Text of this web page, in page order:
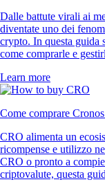
Dalle battute virali ai
diventate uno dei
crypto. In questa guida
come comprarle e
Learn more
Come comprare
CRO alimenta un
ricompense e utilizzo
CRO o pronto a
criptovalute, questa